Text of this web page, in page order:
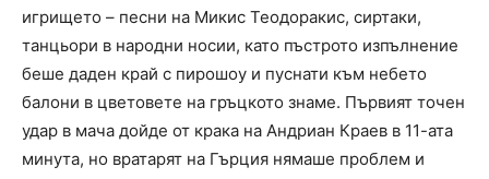
игрището – песни на Микис Теодоракис, сиртаки,
танцьори в народни носии, като пъстрото изпълнение
беше даден край с пирошоу и пуснати към небето
балони в цветовете на гръцкото знаме. Първият точен
удар в мача дойде от крака на Андриан Краев в 11-ата
минута, но вратарят на Гърция нямаше проблем и